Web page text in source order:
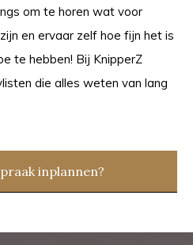
om te horen wat voor
en ervaar zelf hoe fijn het is
te hebben! Bij KnipperZ
die alles weten van lang
inplannen?